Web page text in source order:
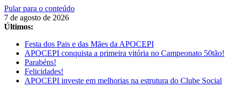
Pular para o conteúdo
7 de agosto de 2026
Últimos:
Festa dos Pais e das Mães da APOCEPI
APOCEPI conquista a primeira vitória no Campeonato 50tão!
Parabéns!
Felicidades!
APOCEPI investe em melhorias na estrutura do Clube Social